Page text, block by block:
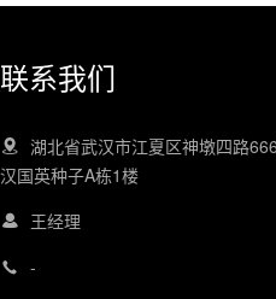
联系我们
湖北省武汉市江夏区神墩四路
汉国英种子A栋1楼
王经理
-